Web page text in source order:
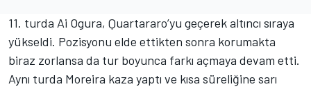
11. turda Ai Ogura, Quartararo’yu geçerek altıncı sıraya
yükseldi. Pozisyonu elde ettikten sonra korumakta
biraz zorlansa da tur boyunca farkı açmaya devam etti.
Aynı turda Moreira kaza yaptı ve kısa süreliğine sarı